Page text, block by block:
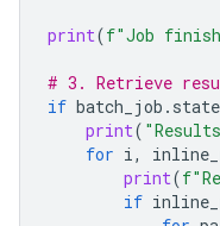
print(f"Job
# 3. Retrieve
if batch_job . state
print(
for i,
print(f
if